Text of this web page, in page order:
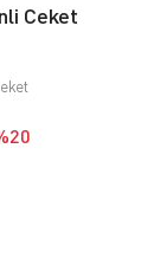
Ceket